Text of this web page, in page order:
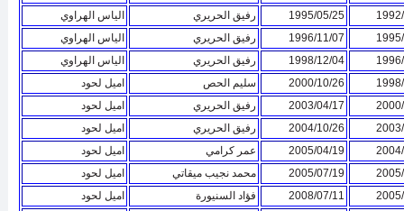
1995/05/25 رفيق الحريري
الياس الهراوي
1996/11/07 رفيق الحريري
الياس الهراوي
1998/12/04 رفيق الحريري
الياس الهراوي
2000/10/26 سليم الحص
اميل لحود
2003/04/17 رفيق الحريري
اميل لحود
2004/10/26 رفيق الحريري
اميل لحود
2005/04/19 عمر كرامي
اميل لحود
2005/07/19 محمد نجيب ميقاتي
اميل لحود
2008/07/11 فؤاد السنيورة
اميل لحود